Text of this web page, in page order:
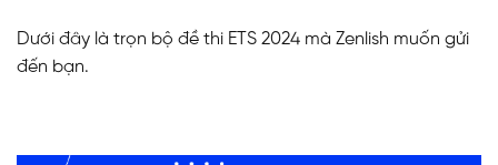
Dưới đây là trọn bộ đề thi ETS 2024 mà Zenlish muốn gửi
đến bạn.